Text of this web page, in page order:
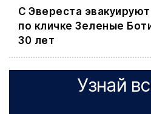
С Эвереста
по кличке Зеленые
30 лет
Узнай